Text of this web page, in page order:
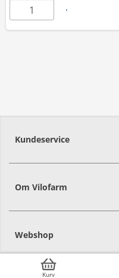
Kurv
Kundeservice
Om Vilofarm
Webshop